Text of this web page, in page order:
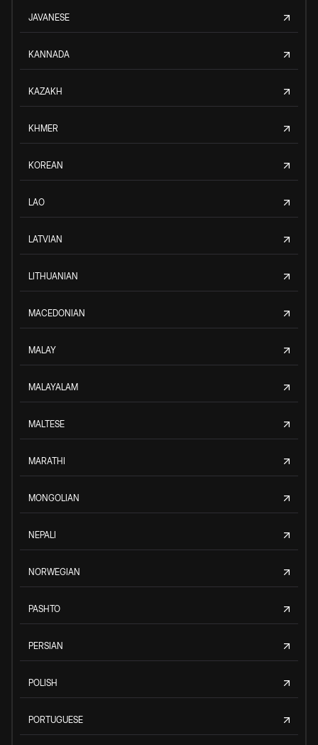
JAVANESE
KANNADA
KAZAKH
KHMER
KOREAN
LAO
LATVIAN
LITHUANIAN
MACEDONIAN
MALAY
MALAYALAM
MALTESE
MARATHI
MONGOLIAN
NEPALI
NORWEGIAN
PASHTO
PERSIAN
POLISH
PORTUGUESE